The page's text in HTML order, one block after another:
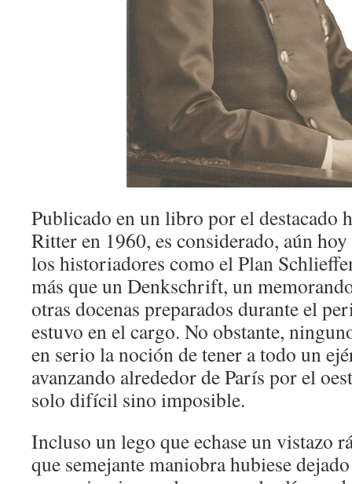
Publicado en un libro por el destacado
Ritter en 1960, es considerado, aún
los historiadores como el Plan
más que un Denkschrift, un
otras docenas preparados durante el
estuvo en el cargo. No obstante,
en serio la noción de tener a todo un
avanzando alrededor de París por el
solo difícil sino imposible.
Incluso un lego que echase un vistazo
que semejante maniobra hubiese